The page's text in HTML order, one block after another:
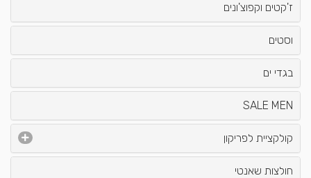
ז'קטים וקפוצ'ונים
וסטים
בגדי ים
SALE MEN
קולקציית לפריקון
חולצות שאנטי